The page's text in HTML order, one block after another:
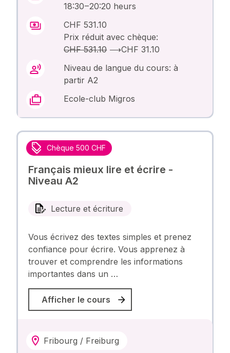
18:30 – 20:20 heurs
CHF 531.10
Prix réduit avec chèque:
CHF 531.10⟶CHF 31.10
Niveau de langue du cours: à
partir A2
Ecole-club Migros
Chèque 500 CHF
Français mieux lire et écrire -
Niveau A2
Lecture et écriture
Vous écrivez des textes simples et prenez
confiance pour écrire. Vous apprenez à
trouver et comprendre les informations
importantes dans un …
Afficher le cours
Fribourg / Freiburg